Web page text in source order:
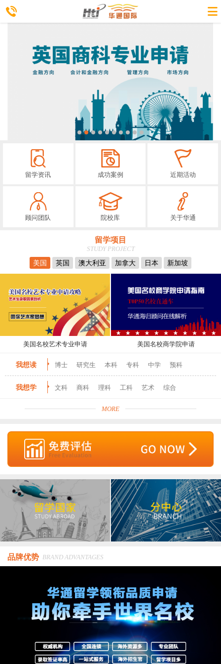
留学资讯 成功案例 近期活动
顾问团队 院校库 关于华通
留学项目
STUDY PROJECT
美国
英国 澳大利亚 加拿大 日本 新加坡
美国名校艺术专业申请 美国名校商学院申请
我想读 博士 研究生 本科 专科 中学 预科
我想学 文科 商科 理科 工科 艺术 综合
MORE
品牌优势 BRAND ADVANTAGES